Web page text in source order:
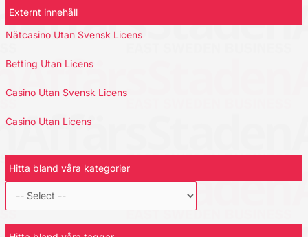
Externt innehåll
Nätcasino Utan Svensk Licens
Betting Utan Licens
Casino Utan Svensk Licens
Casino Utan Licens
Hitta bland våra kategorier